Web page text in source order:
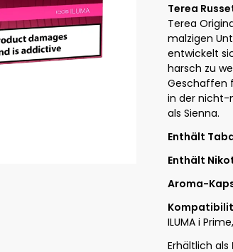
Terea
Terea
malzigen
entwickelt
harsch zu
Geschaffen
in der nicht-
als Sienna.
Enthält
Enthält
Aroma-
ILUMA i
Erhältlich als